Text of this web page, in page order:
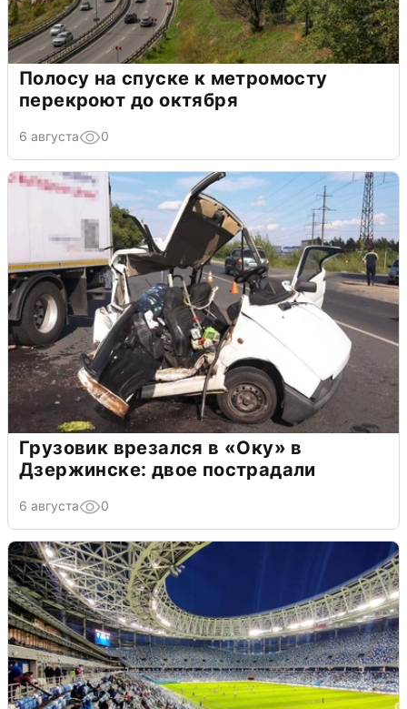
Полосу на спуске к метромосту
перекроют до октября
6 августа 0
Грузовик врезался в «Оку» в
Дзержинске: двое пострадали
6 августа 0